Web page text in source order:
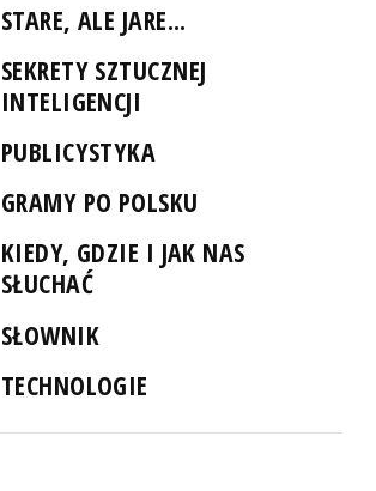
STARE, ALE JARE...
SEKRETY SZTUCZNEJ
INTELIGENCJI
PUBLICYSTYKA
GRAMY PO POLSKU
KIEDY, GDZIE I JAK NAS
SŁUCHAĆ
SŁOWNIK
TECHNOLOGIE